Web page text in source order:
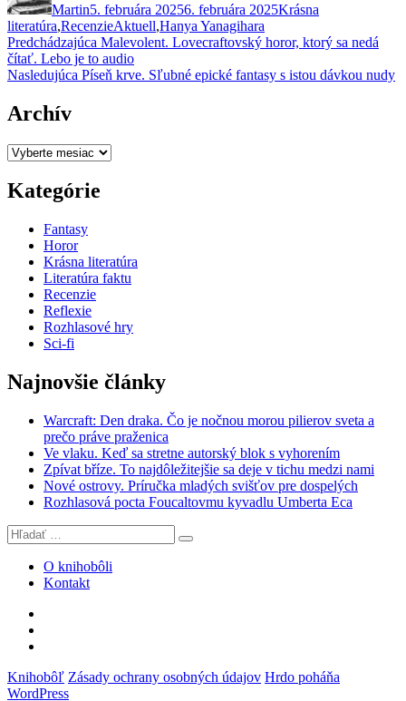
Martin5. februára 20256. februára 2025Krásna
literatúra,RecenzieZnačky
Aktuell,Hanya Yanagihara
Navigácia
v
Predchádzajúca Predchádzajúci
článok:
Malevolent. Lovecraftovský horor, ktorý sa nedá
čítať. Lebo je to audio
Nasledujúca Ďalší
Píseň krve. Sľubné epické fantasy s istou dávkou nudy
Archív
Archív
Kategórie
Fantasy
Horor
Krásna literatúra
Literatúra faktu
Recenzie
Reflexie
Rozhlasové hry
Sci-fi
Najnovšie články
Warcraft: Den draka. Čo je nočnou morou pilierov sveta a
prečo práve praženica
Ve vlaku. Keď sa stretne autorský blok s vyhorením
Zpívat bříze. To najdôležitejšie sa deje v tichu medzi nami
Nové ostrovy. Príručka mladých svišťov pre dospelých
Rozhlasová pocta Foucaltovmu kyvadlu Umberta Eca
Hľadať:
Vyhľadávanie
O knihobôli
Kontakt
Knihobôľ Zásady ochrany osobných údajov Hrdo poháňa
WordPress